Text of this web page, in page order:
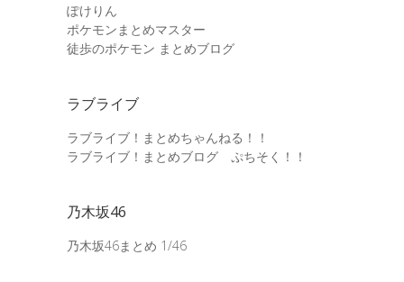
ぽけりん
ポケモンまとめマスター
徒歩のポケモン まとめブログ
ラブライブ
ラブライブ！まとめちゃんねる！！
ラブライブ！まとめブログ ぷちそく！！
乃木坂46
乃木坂46まとめ 1/46